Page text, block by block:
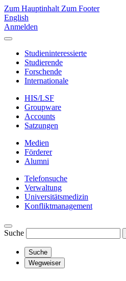
Zum Hauptinhalt Zum Footer
English
Anmelden
Studieninteressierte
Studierende
Forschende
Internationale
HIS/LSF
Groupware
Accounts
Satzungen
Medien
Förderer
Alumni
Telefonsuche
Verwaltung
Universitätsmedizin
Konfliktmanagement
Suche
Suche
Wegweiser